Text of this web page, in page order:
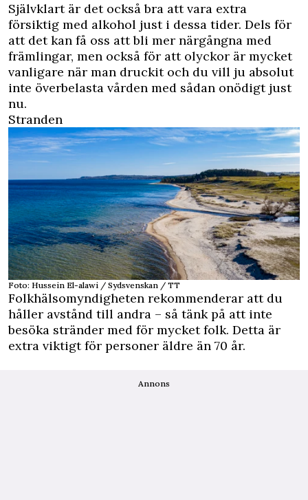
Självklart är det också bra att vara extra
försiktig med alkohol just i dessa tider. Dels för
att det kan få oss att bli mer närgångna med
främlingar, men också för att olyckor är mycket
vanligare när man druckit och du vill ju absolut
inte överbelasta vården med sådan onödigt just
nu.
Stranden
Foto: Hussein El-alawi / Sydsvenskan / TT
Folkhälsomyndigheten rekommenderar att du
håller avstånd till andra – så tänk på att inte
besöka stränder med för mycket folk. Detta är
extra viktigt för personer äldre än 70 år.
Annons